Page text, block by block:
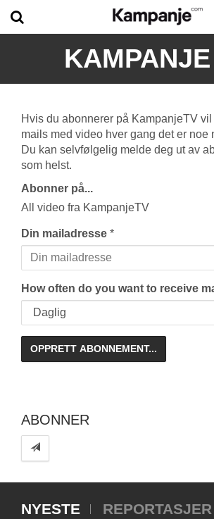
Hvis du abonnerer på KampanjeTV vil
mails med video hver gang det er noe
Du kan selvfølgelig melde deg ut av
som helst.
Abonner på...
All video fra KampanjeTV
Din mailadresse *
How often do you want to receive
ABONNER
NYESTE
REPORTASJER